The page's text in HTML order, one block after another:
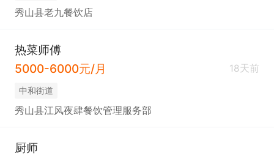
秀山县老九餐饮店
热菜师傅
5000-6000元/月
18天前
中和街道
秀山县江风夜肆餐饮管理服务部
厨师